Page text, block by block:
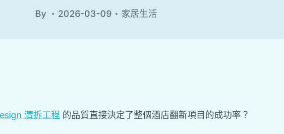
By 2026-03-09 家居生活
清拆工程 的品質直接決定了整個酒店翻新項目的成功率？